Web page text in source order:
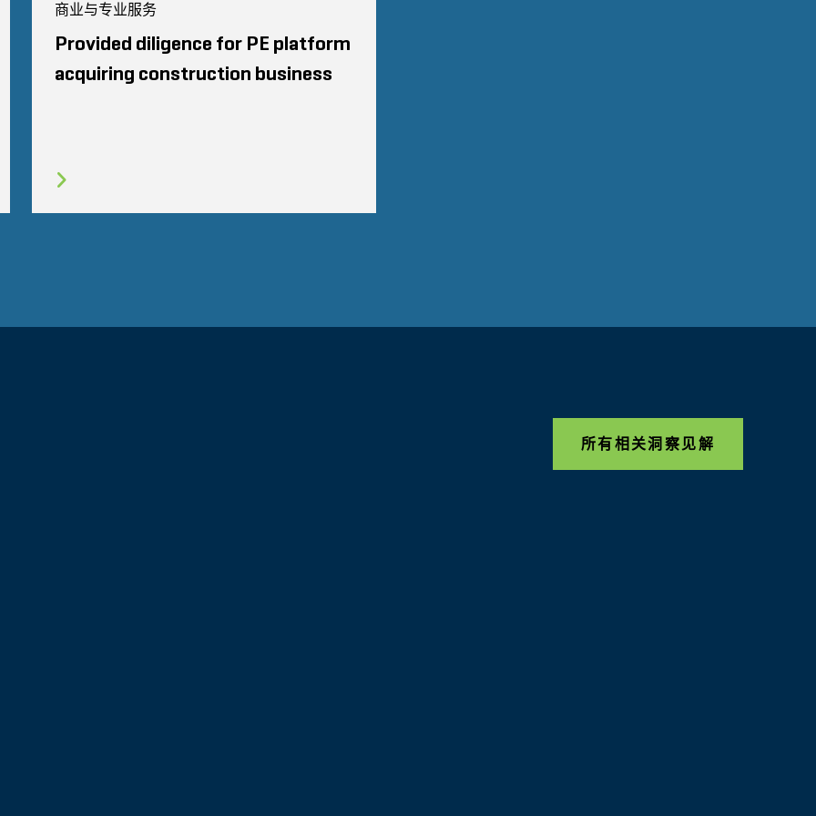
商业与专业服务
Provided diligence for PE platform
acquiring construction business
所有相关洞察见解